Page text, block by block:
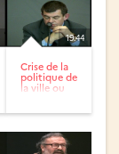
19:44
Crise de la
politique de
la ville ou